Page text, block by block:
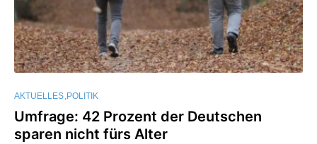
AKTUELLES POLITIK
Umfrage: 42 Prozent der Deutschen
sparen nicht fürs Alter